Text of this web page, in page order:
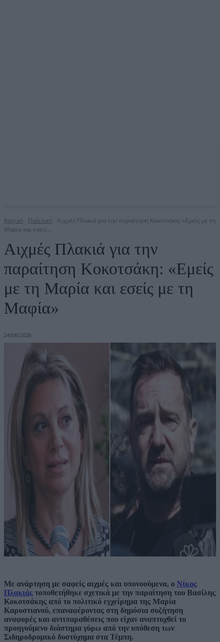
Αρχική Πολιτική
Αιχμές Πλακιά για την παραίτηση Κοκοτσάκη: «Εμείς με τη
Μαρία και εσείς...
Αιχμές Πλακιά για την
παραίτηση Κοκοτσάκη: «Εμείς
με τη Μαρία και εσείς με τη
Μαφία»
24/06/2026
Με ανάρτηση με σαφείς αιχμές και υπονοούμενα, ο Νίκος
Πλακιάς τοποθετήθηκε σχετικά με την παραίτηση του Βασίλης
Κοκοτσάκης από το πολιτικό εγχείρημα της Μαρία
Καρυστιανού, επαναφέροντας στη δημόσια συζήτηση
αναφορές και αντιπαραθέσεις που είχαν αναπτυχθεί το
προηγούμενο διάστημα γύρω από την υπόθεση των
Σιδηροδρομικό δυστύχημα στα Τέμπη.